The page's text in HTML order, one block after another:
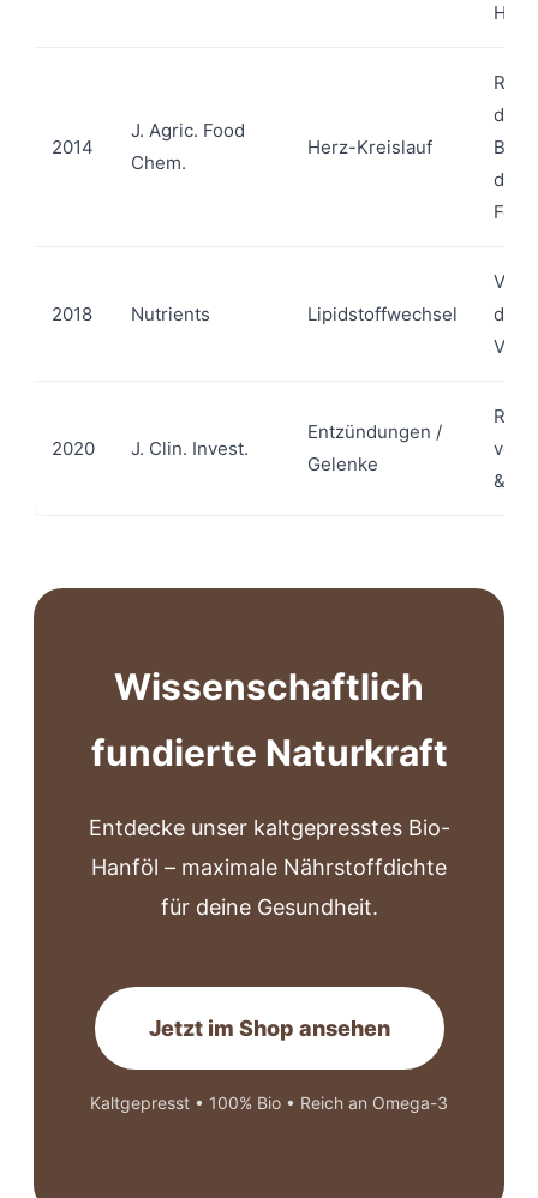
2014
J. Agric. Food
Chem.
Herz-Kreislauf
des
2018 Nutrients Lipidstoffwechsel
des
2020 J. Clin. Invest.
Entzündungen /
Gelenke
von
&
Wissenschaftlich
fundierte Naturkraft
Entdecke unser kaltgepresstes Bio-
Hanföl – maximale Nährstoffdichte
für deine Gesundheit.
Jetzt im Shop ansehen
Kaltgepresst • 100% Bio • Reich an Omega-3